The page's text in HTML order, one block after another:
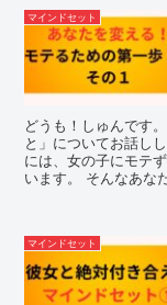
マインドセット
どうも！しゅんです
と」についてお話し
には、女の子にモテ
います。 そんなあな
マインドセット